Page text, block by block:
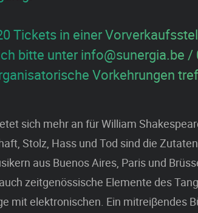
Tickets in einer
bitte unter info@sunergia.be /
Vorkehrungen
sich mehr an für William
Stolz, Hass und Tod sind die
aus Buenos Aires, Paris und
zeitgenössische Elemente des
mit elektronischen. Ein mitreiβendes